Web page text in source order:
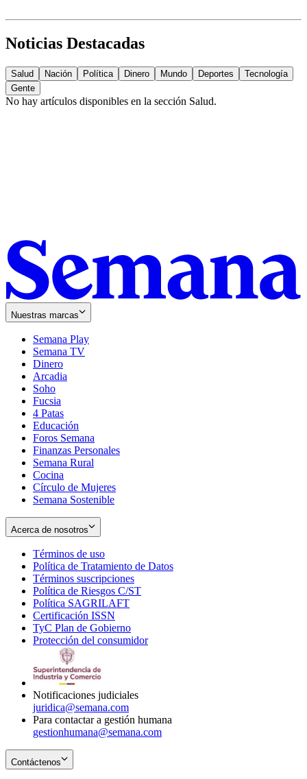
Noticias Destacadas
Salud Nación Política Dinero Mundo Deportes
Tecnología
Gente
No hay artículos disponibles en la sección Salud.
Nuestras marcas
Semana Play
Semana TV
Dinero
Arcadia
Soho
in
new
window
Fucsia
in
new
window
4 Patas
Educación
Foros Semana
Finanzas Personales
Semana Rural
Cocina
Círculo de Mujeres
Semana Sostenible
Acerca de nosotros
Términos de uso
in
new
window
Política de Tratamiento de Datos
Términos suscripciones
in
Política de Riesgos C/ST
Política SAGRILAFT
new
window
Certificación ISSN
in
new
TyC Plan de Gobierno
in
Protección del consumidorOpens
Notificaciones judiciales
juridica@semana.com
Para contactar a gestión humana
gestionhumana@semana.com
Contáctenos